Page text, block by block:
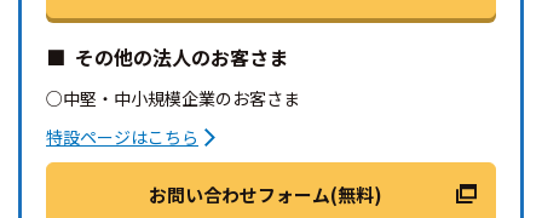
その他の法人のお客さま
○中堅・中小規模企業のお客さま
特設ページはこちら
お問い合わせフォーム(無料)